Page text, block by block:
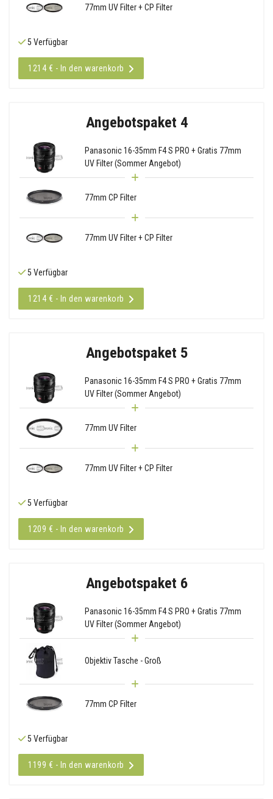
77mm UV Filter + CP Filter
5 Verfügbar
1214 € - In den warenkorb
Angebotspaket 4
Panasonic 16-35mm F4 S PRO + Gratis 77mm
UV Filter (Sommer Angebot)
77mm CP Filter
77mm UV Filter + CP Filter
5 Verfügbar
1214 € - In den warenkorb
Angebotspaket 5
Panasonic 16-35mm F4 S PRO + Gratis 77mm
UV Filter (Sommer Angebot)
77mm UV Filter
77mm UV Filter + CP Filter
5 Verfügbar
1209 € - In den warenkorb
Angebotspaket 6
Panasonic 16-35mm F4 S PRO + Gratis 77mm
UV Filter (Sommer Angebot)
Objektiv Tasche - Groß
77mm CP Filter
5 Verfügbar
1199 € - In den warenkorb